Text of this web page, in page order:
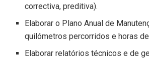
correctiva, preditiva).
Elaborar o Plano Anual de
quilómetros percorridos e horas
Elaborar relatórios técnicos e de